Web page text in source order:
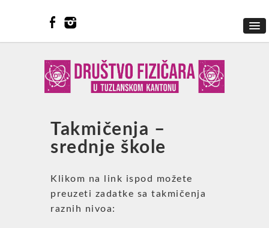
Takmičenja –
srednje škole
Klikom na link ispod možete
preuzeti zadatke sa takmičenja
raznih nivoa: